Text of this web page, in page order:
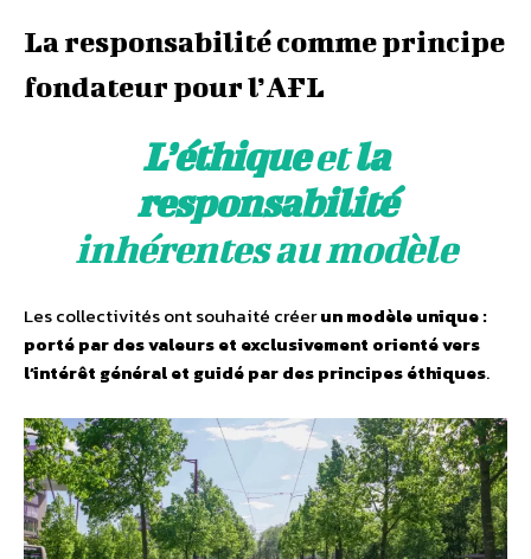
La responsabilité comme principe
fondateur pour l’AFL
L’éthiqueetla
responsabilité
inhérentes au modèle
Les collectivités ont souhaité créerun modèle unique :
porté par des valeurs et exclusivement orienté vers
l’intérêt général et guidé par des principes éthiques.